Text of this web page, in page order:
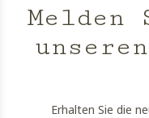
Erhalten Sie die